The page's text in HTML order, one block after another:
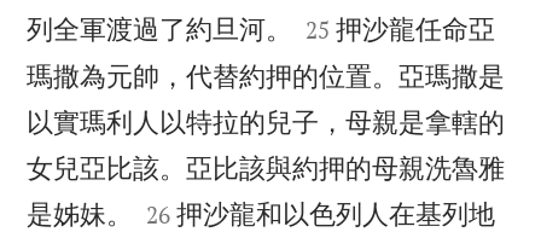
列全軍渡過了約旦河。


25 押沙龍任命亞
瑪撒為元帥，代替約押的位置。亞瑪撒是
以實瑪利人以特拉的兒子，母親是拿轄的
女兒亞比該。亞比該與約押的母親洗魯雅
是姊妹。


26 押沙龍和以色列人在基列地